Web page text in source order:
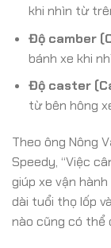
khi nhìn từ
Độ camber
bánh xe khi
Độ caster
từ bên hông
Theo ông Nông
Speedy, “Việc
giúp xe vận
dài tuổi thọ lốp
nào cũng có thể